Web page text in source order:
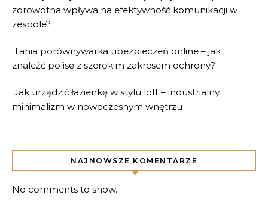
zdrowotna wpływa na efektywność komunikacji w
zespole?
Tania porównywarka ubezpieczeń online – jak
znaleźć polisę z szerokim zakresem ochrony?
Jak urządzić łazienkę w stylu loft – industrialny
minimalizm w nowoczesnym wnętrzu
NAJNOWSZE KOMENTARZE
No comments to show.